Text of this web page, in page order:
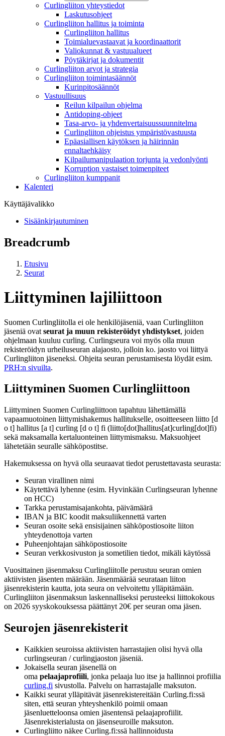
Curlingliiton yhteystiedot
Laskutusohjeet
Curlingliiton hallitus ja toiminta
Curlingliiton hallitus
Toimialuevastaavat ja koordinaattorit
Valiokunnat & vastuualueet
Pöytäkirjat ja dokumentit
Curlingliiton arvot ja strategia
Curlingliiton toimintasäännöt
Kurinpitosäännöt
Vastuullisuus
Reilun kilpailun ohjelma
Antidoping-ohjeet
Tasa-arvo- ja yhdenvertaisuussuunnitelma
Curlingliiton ohjeistus ympäristövastuusta
Epäasiallisen käytöksen ja häirinnän
ennaltaehkäisy
Kilpailumanipulaation torjunta ja vedonlyönti
Korruption vastaiset toimenpiteet
Curlingliiton kumppanit
Kalenteri
Käyttäjävalikko
Sisäänkirjautuminen
Breadcrumb
Etusivu
Seurat
Liittyminen lajiliittoon
Suomen Curlingliitolla ei ole henkilöjäseniä, vaan Curlingliiton
jäseniä ovat seurat ja muun rekisteröidyt yhdistykset, joiden
ohjelmaan kuuluu curling. Curlingseura voi myös olla muun
rekisteröidyn urheiluseuran alajaosto, jolloin ko. jaosto voi liittyä
Curlingliiton jäseneksi. Ohjeita seuran perustamisesta löydät esim.
PRH:n sivuilta.
Liittyminen Suomen Curlingliittoon
Liittyminen Suomen Curlingliittoon tapahtuu lähettämällä
vapaamuotoinen liittymishakemus hallitukselle, osoitteeseen liitto [d
o t] hallitus [a t] curling [d o t] fi (liitto[dot]hallitus[at]curling[dot]fi)
sekä maksamalla kertaluonteinen liittymismaksu. Maksuohjeet
lähetetään seuralle sähköpostitse.
Hakemuksessa on hyvä olla seuraavat tiedot perustettavasta seurasta:
Seuran virallinen nimi
Käytettävä lyhenne (esim. Hyvinkään Curlingseuran lyhenne
on HCC)
Tarkka perustamisajankohta, päivämäärä
IBAN ja BIC koodit maksuliikennettä varten
Seuran osoite sekä ensisijainen sähköpostiosoite liiton
yhteydenottoja varten
Puheenjohtajan sähköpostiosoite
Seuran verkkosivuston ja sometilien tiedot, mikäli käytössä
Vuosittainen jäsenmaksu Curlingliitolle perustuu seuran omien
aktiivisten jäsenten määrään. Jäsenmäärää seurataan liiton
jäsenrekisterin kautta, jota seura on velvoitettu ylläpitämään.
Curlingliiton jäsenmaksun laskennalliseksi perusteeksi liittokokous
on 2026 syyskokouksessa päättänyt 20€ per seuran oma jäsen.
Seurojen jäsenrekisterit
Kaikkien seuroissa aktiivisten harrastajien olisi hyvä olla
curlingseuran / curlingjaoston jäseniä.
Jokaisella seuran jäsenellä on
oma pelaajaprofiili, jonka pelaaja luo itse ja hallinnoi profiilia
curling.fi sivustolla. Palvelu on harrastajalle maksuton.
Kaikki seurat ylläpitävät jäsenrekistereitään Curling.fi:ssä
siten, että seuran yhteyshenkilö poimii omaan
jäsenluetteloonsa omien jäsentensä pelaajaprofiilit.
Jäsenrekisterialusta on jäsenseuroille maksuton.
Curlingliitto näkee Curling.fi:ssä hallinnoidusta